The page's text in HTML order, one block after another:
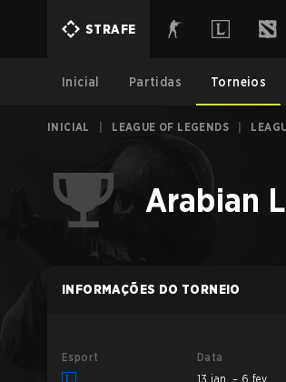
STRAFE
Inicial Partidas Torneios
INICIAL LEAGUE OF LEGENDS
Arabian
INFORMAÇÕES DO TORNEIO
Esport
Data
13 jan. – 6 fev.